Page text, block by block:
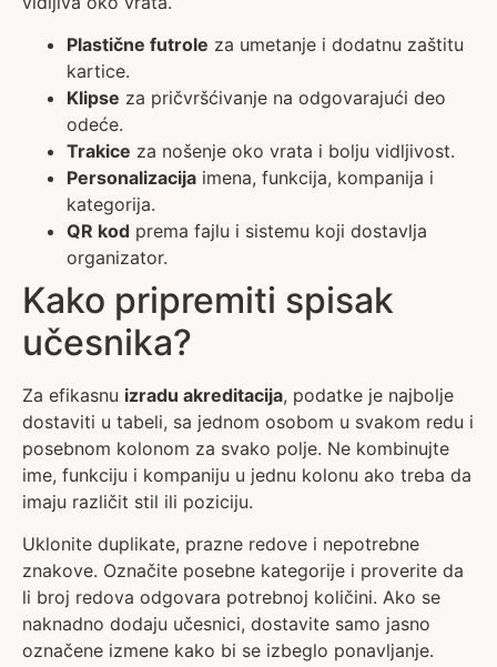
Plastične futrole za umetanje i dodatnu zaštitu
kartice.
Klipse za pričvršćivanje na odgovarajući deo
odeće.
Trakice za nošenje oko vrata i bolju vidljivost.
Personalizacija imena, funkcija, kompanija i
kategorija.
QR kod prema fajlu i sistemu koji dostavlja
organizator.
Kako pripremiti spisak
učesnika?
Za efikasnu izradu akreditacija, podatke je najbolje
dostaviti u tabeli, sa jednom osobom u svakom redu i
posebnom kolonom za svako polje. Ne kombinujte
ime, funkciju i kompaniju u jednu kolonu ako treba da
imaju različit stil ili poziciju.
Uklonite duplikate, prazne redove i nepotrebne
znakove. Označite posebne kategorije i proverite da
li broj redova odgovara potrebnoj količini. Ako se
naknadno dodaju učesnici, dostavite samo jasno
označene izmene kako bi se izbeglo ponavljanje.